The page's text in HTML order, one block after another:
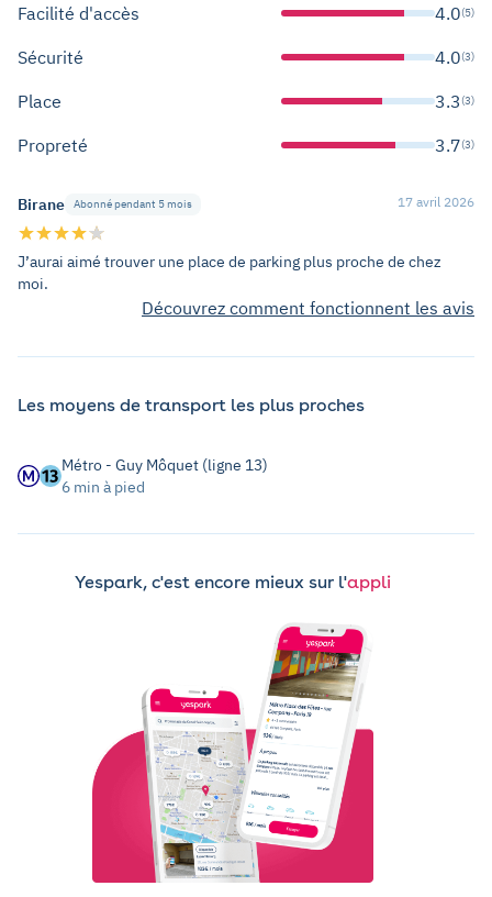
Facilité d'accès 4.0(5)
Sécurité 4.0(3)
Place 3.3(3)
Propreté 3.7(3)
Birane Abonné pendant 5 mois 17 avril 2026
J’aurai aimé trouver une place de parking plus proche de chez
moi.
Découvrez comment fonctionnent les avis
Les moyens de transport les plus proches
Métro - Guy Môquet (ligne 13)
6 min à pied
Yespark, c'est encore mieux sur l'appli